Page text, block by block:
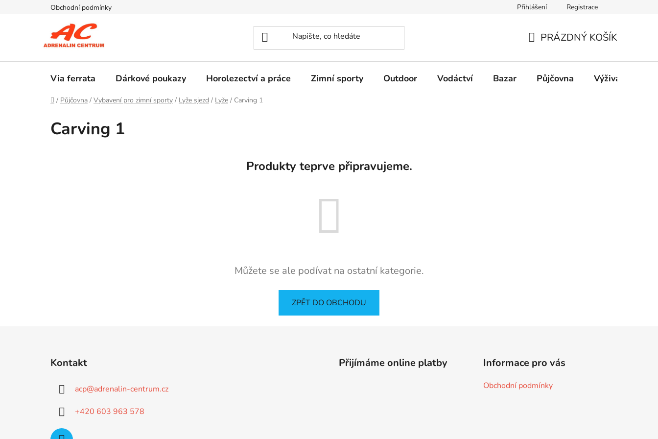
Obchodní podmínky Přihlášení Registrace
KOŠÍK
PRÁZDNÝ KOŠÍK
Via ferrata Dárkové poukazy Horolezectví a práce Zimní sporty Outdoor Vodáctví Bazar Půjčovna Výživa
Domů
/ Půjčovna / Vybavení pro zimní sporty / Lyže sjezd / Lyže / Carving 1
Carving 1
Produkty teprve připravujeme.
Můžete se ale podívat na ostatní kategorie.
ZPĚT DO OBCHODU
Kontakt
acp@adrenalin-centrum.cz
+420 603 963 578
Přijímáme online platby Informace pro vás
Obchodní podmínky